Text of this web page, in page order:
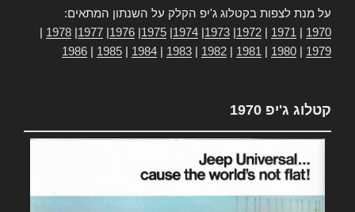
על מנת לצפות בקטלוג ג'יפ הקלק על השנתון המתאים:
1970
1971
1972
1973
1974
1975
1976
1977
1978
1979
1980
1981
1982
1983
1984
1985
1986
קטלוג ג'יפ 1970